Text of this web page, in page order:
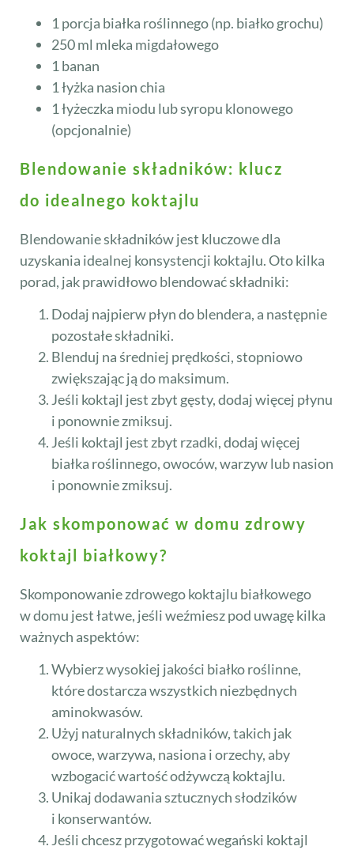
1 porcja białka roślinnego (np. białko grochu)
250 ml mleka migdałowego
1 banan
1 łyżka nasion chia
1 łyżeczka miodu lub syropu klonowego
(opcjonalnie)
Blendowanie składników: klucz
do idealnego koktajlu
Blendowanie składników jest kluczowe dla
uzyskania idealnej konsystencji koktajlu. Oto kilka
porad, jak prawidłowo blendować składniki:
Dodaj najpierw płyn do blendera, a następnie
pozostałe składniki.
Blenduj na średniej prędkości, stopniowo
zwiększając ją do maksimum.
Jeśli koktajl jest zbyt gęsty, dodaj więcej płynu
i ponownie zmiksuj.
Jeśli koktajl jest zbyt rzadki, dodaj więcej
białka roślinnego, owoców, warzyw lub nasion
i ponownie zmiksuj.
Jak skomponować w domu zdrowy
koktajl białkowy?
Skomponowanie zdrowego koktajlu białkowego
w domu jest łatwe, jeśli weźmiesz pod uwagę kilka
ważnych aspektów:
Wybierz wysokiej jakości białko roślinne,
które dostarcza wszystkich niezbędnych
aminokwasów.
Użyj naturalnych składników, takich jak
owoce, warzywa, nasiona i orzechy, aby
wzbogacić wartość odżywczą koktajlu.
Unikaj dodawania sztucznych słodzików
i konserwantów.
Jeśli chcesz przygotować wegański koktajl